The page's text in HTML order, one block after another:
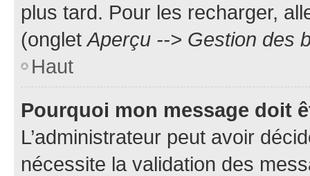
plus tard. Pour les recharger,
(ongletAperçu --> Gestion des
Haut
Pourquoi mon message doit
L’administrateur peut avoir
nécessite la validation des